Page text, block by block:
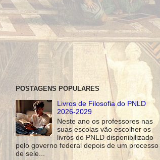
POSTAGENS POPULARES
Livros de Filosofia do PNLD
2026-2029
Neste ano os professores nas
suas escolas vão escolher os
livros do PNLD disponibilizado
pelo governo federal depois de um processo
de sele...